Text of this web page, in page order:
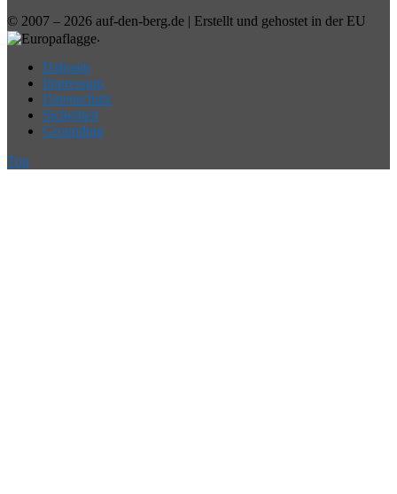
© 2007 – 2026 auf-den-berg.de | Erstellt und gehostet in der EU
.
Dahoam
Impressum
Datenschutz
Sicherheit
Grounding
Top